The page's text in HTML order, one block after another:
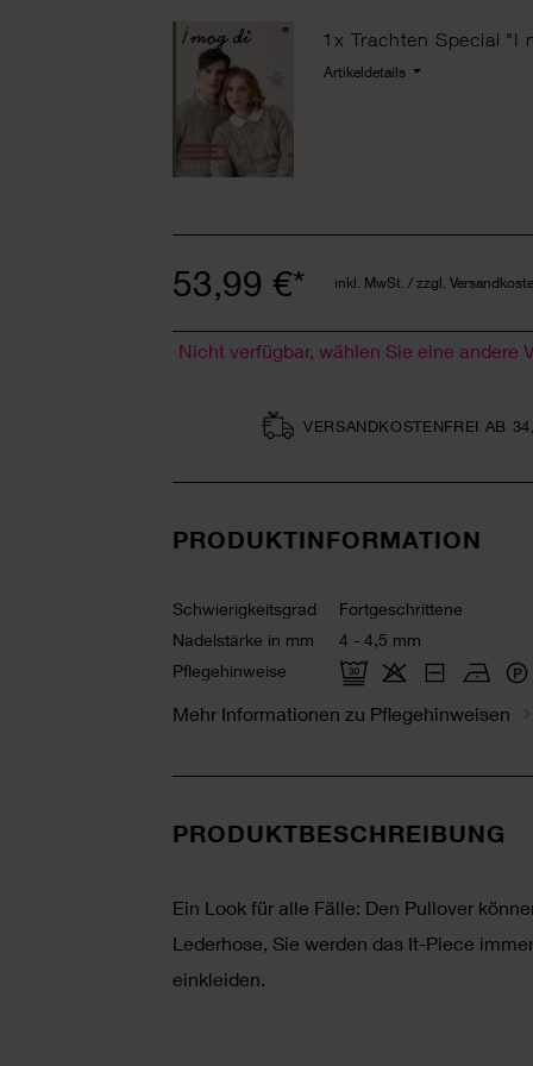
1x Trachten Special "I
Artikeldetails
53,99 €* inkl. MwSt. / zzgl.
Nicht verfügbar, wählen Sie eine andere
VERSAND­KOSTEN­FREI AB
PRODUKTINFORMATION
Schwierigkeitsgrad
Fortgeschrittene
Nadelstärke in mm
4 - 4,5 mm
Pflegehinweise
Mehr Informationen zu Pflegehinweisen
PRODUKTBESCHREIBUNG
Ein Look für alle Fälle: Den Pullover
Lederhose, Sie werden das It-Piece
einkleiden.